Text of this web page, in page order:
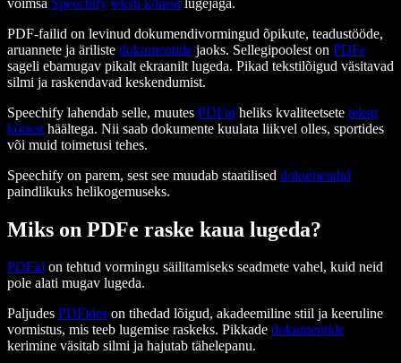
PDF-failid on levinud dokumendivormingud õpikute, teadustööde,
aruannete ja äriliste dokumentide jaoks. Sellegipoolest on PDFe
sageli ebamugav pikalt ekraanilt lugeda. Pikad tekstilõigud väsitavad
silmi ja raskendavad keskendumist.
Speechify lahendab selle, muutes PDFid heliks kvaliteetsete teksti
kõnest häältega. Nii saab dokumente kuulata liikvel olles, sportides
või muid toimetusi tehes.
Speechify on parem, sest see muudab staatilised dokumendid
paindlikuks helikogemuseks.
Miks on PDFe raske kaua lugeda?
PDFid on tehtud vormingu säilitamiseks seadmete vahel, kuid neid
pole alati mugav lugeda.
Paljudes PDFides on tihedad lõigud, akadeemiline stiil ja keeruline
vormistus, mis teeb lugemise raskeks. Pikkade dokumentide
kerimine väsitab silmi ja hajutab tähelepanu.